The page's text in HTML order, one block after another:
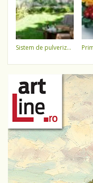
sistem de pulverizare a apei